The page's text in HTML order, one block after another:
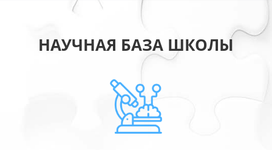
НАУЧНАЯ БАЗА ШКОЛЫ